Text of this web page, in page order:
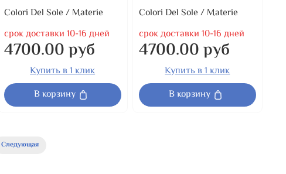
Colori Del Sole / Materie
срок доставки 10-16 дней
4700.00 руб
Купить в 1 клик
В корзину
Colori Del Sole / Materie
срок доставки 10-16 дней
4700.00 руб
Купить в 1 клик
В корзину
Следующая